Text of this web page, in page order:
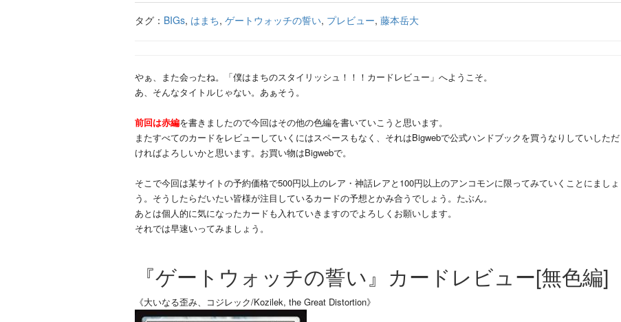
タグ： BIGs, はまち, ゲートウォッチの誓い, プレビュー, 藤本岳大
やぁ、また会ったね。「僕はまちのスタイリッシュ！！！カードレビュー」へようこそ。
あ、そんなタイトルじゃない。あぁそう。
前回は赤編を書きましたので今回はその他の色編を書いていこうと思います。
またすべてのカードをレビューしていくにはスペースもなく、それはBigwebで公式ハンドブックを買うなりしていしただ
ければよろしいかと思います。お買い物はBigwebで。
そこで今回は某サイトの予約価格で500円以上のレア・神話レアと100円以上のアンコモンに限ってみていくことにましょ
う。そうしたらだいたい皆様が注目しているカードの予想とかみ合うでしょう。たぶん。
あとは個人的に気になったカードも入れていきますのでよろしくお願いします。
それでは早速いってみましょう。
『ゲートウォッチの誓い』カードレビュー[無色編]
《大いなる歪み、コジレック/Kozilek, the Great Distortion》